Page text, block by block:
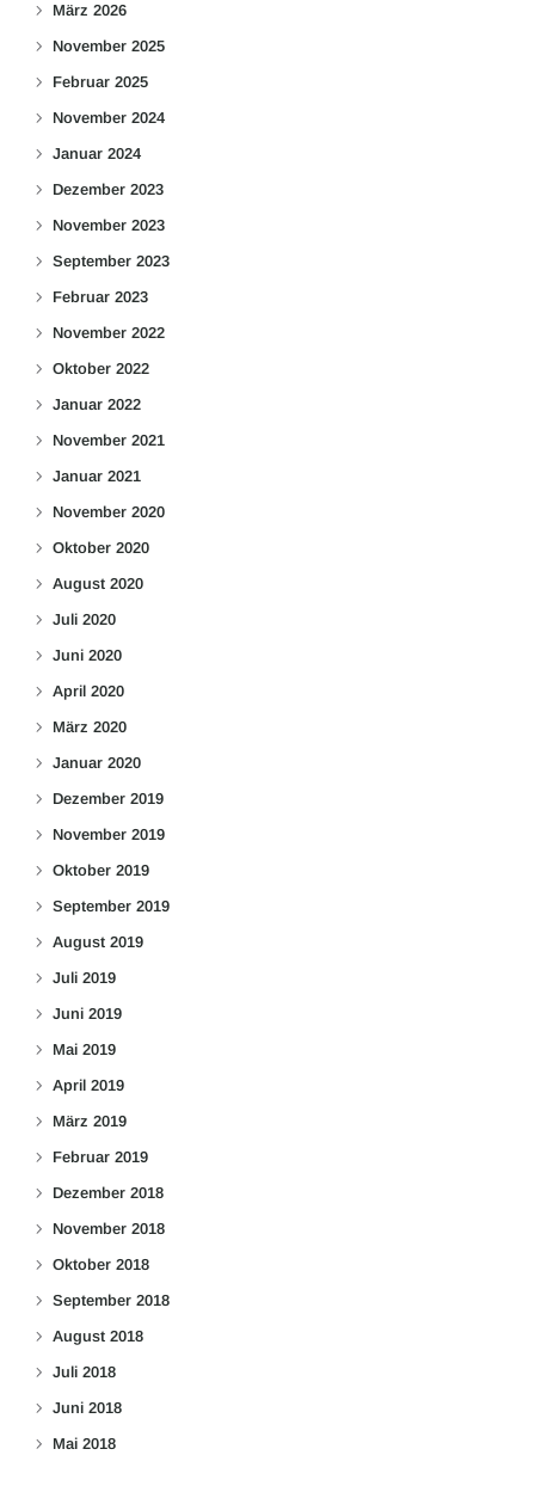
März 2026
November 2025
Februar 2025
November 2024
Januar 2024
Dezember 2023
November 2023
September 2023
Februar 2023
November 2022
Oktober 2022
Januar 2022
November 2021
Januar 2021
November 2020
Oktober 2020
August 2020
Juli 2020
Juni 2020
April 2020
März 2020
Januar 2020
Dezember 2019
November 2019
Oktober 2019
September 2019
August 2019
Juli 2019
Juni 2019
Mai 2019
April 2019
März 2019
Februar 2019
Dezember 2018
November 2018
Oktober 2018
September 2018
August 2018
Juli 2018
Juni 2018
Mai 2018